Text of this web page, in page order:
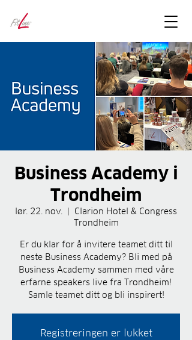
Business Academy i
Trondheim
lør. 22. nov.
  |
Clarion Hotel & Congress
Trondheim
Er du klar for å invitere teamet ditt til
neste Business Academy? Bli med på
Business Academy sammen med våre
erfarne speakers live fra Trondheim!
Samle teamet ditt og bli inspirert!
Registreringen er lukket